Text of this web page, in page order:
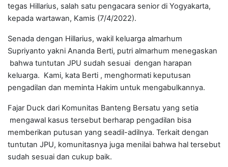
tegas Hillarius, salah satu pengacara senior di Yogyakarta,
kepada wartawan, Kamis (7/4/2022).
Senada dengan Hillarius, wakil keluarga almarhum
Supriyanto yakni Ananda Berti, putri almarhum menegaskan
bahwa tuntutan JPU sudah sesuai dengan harapan
keluarga. Kami, kata Berti , menghormati keputusan
pengadilan dan meminta Hakim untuk mengabulkannya.
Fajar Duck dari Komunitas Banteng Bersatu yang setia
mengawal kasus tersebut berharap pengadilan bisa
memberikan putusan yang seadil-adilnya. Terkait dengan
tuntutan JPU, komunitasnya juga menilai bahwa hal tersebut
sudah sesuai dan cukup baik.